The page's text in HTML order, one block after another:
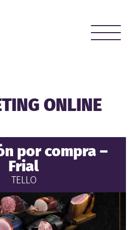
Toggle
ONLINE
por compra –
Frial
TELLO